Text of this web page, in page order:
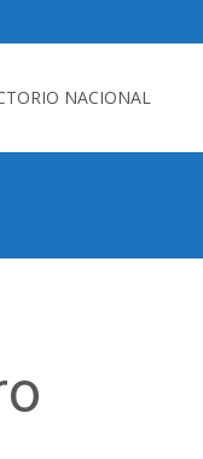
NACIONAL